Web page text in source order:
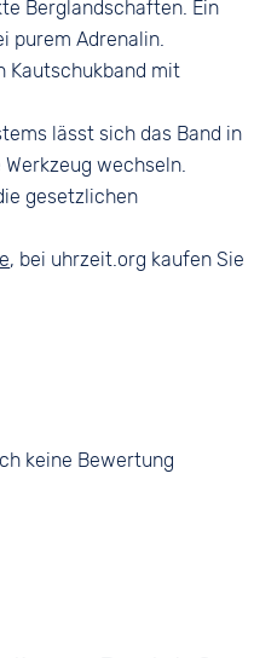
Berglandschaften. Ein
purem Adrenalin.
Kautschukband mit
lässt sich das Band in
wechseln.
gesetzlichen
, bei uhrzeit.org kaufen Sie
keine Bewertung